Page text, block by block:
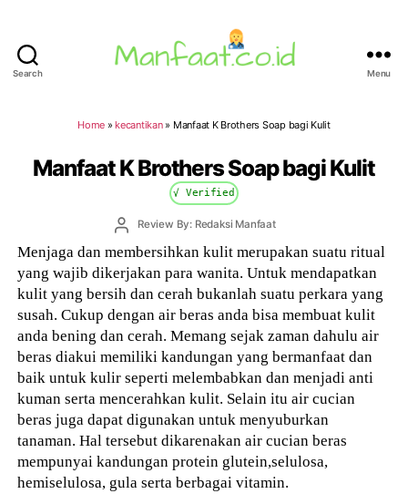
Search Menu
Home »kecantikan» Manfaat K Brothers Soap bagi Kulit
Manfaat K Brothers Soap bagi Kulit
√ Verified
PostReview By: Redaksi Manfaat
Menjaga dan membersihkan kulit merupakan suatu ritual
yang wajib dikerjakan para wanita. Untuk mendapatkan
kulit yang bersih dan cerah bukanlah suatu perkara yang
susah. Cukup dengan air beras anda bisa membuat kulit
anda bening dan cerah. Memang sejak zaman dahulu air
beras diakui memiliki kandungan yang bermanfaat dan
baik untuk kulir seperti melembabkan dan menjadi anti
kuman serta mencerahkan kulit. Selain itu air cucian
beras juga dapat digunakan untuk menyuburkan
tanaman. Hal tersebut dikarenakan air cucian beras
mempunyai kandungan protein glutein,selulosa,
hemiselulosa, gula serta berbagai vitamin.